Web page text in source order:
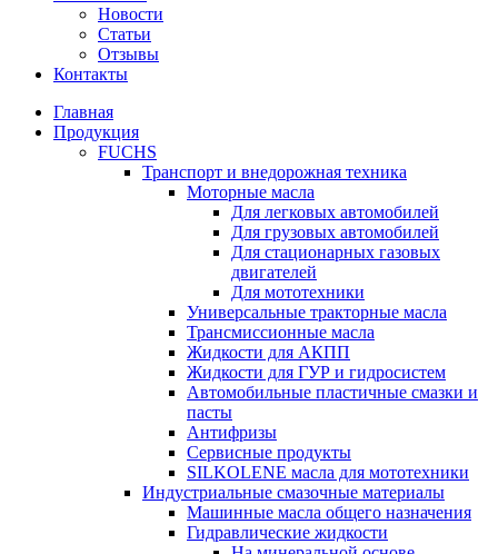
Новости
Статьи
Отзывы
Контакты
Главная
Продукция
FUCHS
Транспорт и внедорожная техника
Моторные масла
Для легковых автомобилей
Для грузовых автомобилей
Для стационарных газовых
двигателей
Для мототехники
Универсальные тракторные масла
Трансмиссионные масла
Жидкости для АКПП
Жидкости для ГУР и гидросистем
Автомобильные пластичные смазки и
пасты
Антифризы
Сервисные продукты
SILKOLENE масла для мототехники
Индустриальные смазочные материалы
Машинные масла общего назначения
Гидравлические жидкости